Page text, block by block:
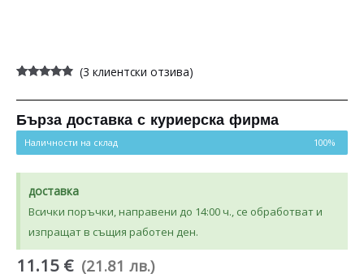
4.67от 5,
на
потребителски
оценки
(3 клиентски отзива)
Бърза доставка с куриерска фирма
Наличности на склад 100%
доставка
Всички поръчки, направени до 14:00 ч., се обработват и
изпращат в същия работен ден.
11.15 € (21.81 лв.)